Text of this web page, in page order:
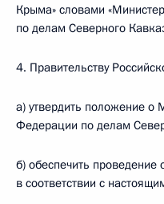
Крыма» словами
по делам Северного
4. Правительству
а) утвердить положение о
Федерации по делам
б) обеспечить
в соответствии с